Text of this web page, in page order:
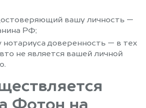
вашу личность —
РФ;
нотариуса доверенность — в тех
не является вашей личной